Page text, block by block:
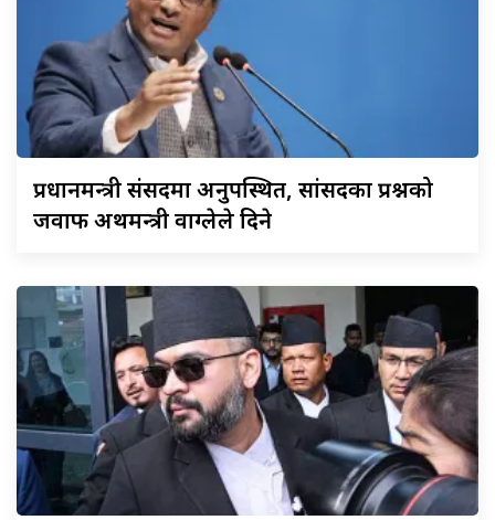
प्रधानमन्त्रीसंसदमा अनुपस्थित, सांसदका प्रश्नको
जवाफ अर्थमन्त्री वाग्लेले दिने